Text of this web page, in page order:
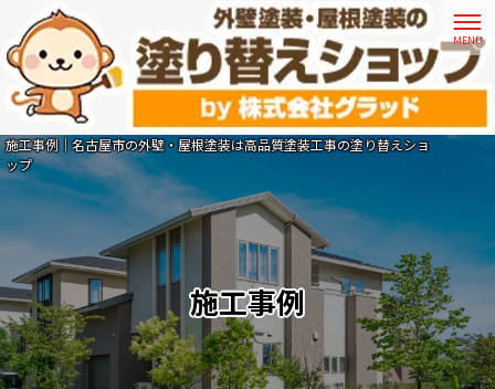
施工事例｜名古屋市の外壁・屋根塗装は高品質塗装工事の塗り替えショ
ップ
施工事例